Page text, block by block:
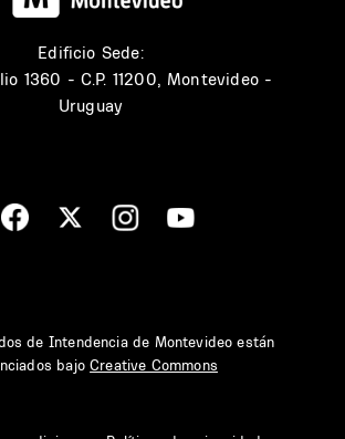
Edificio Sede:
1360 - C.P. 11200, Montevideo -
Uruguay
de Intendencia de Montevideo están
bajoCreative Commons